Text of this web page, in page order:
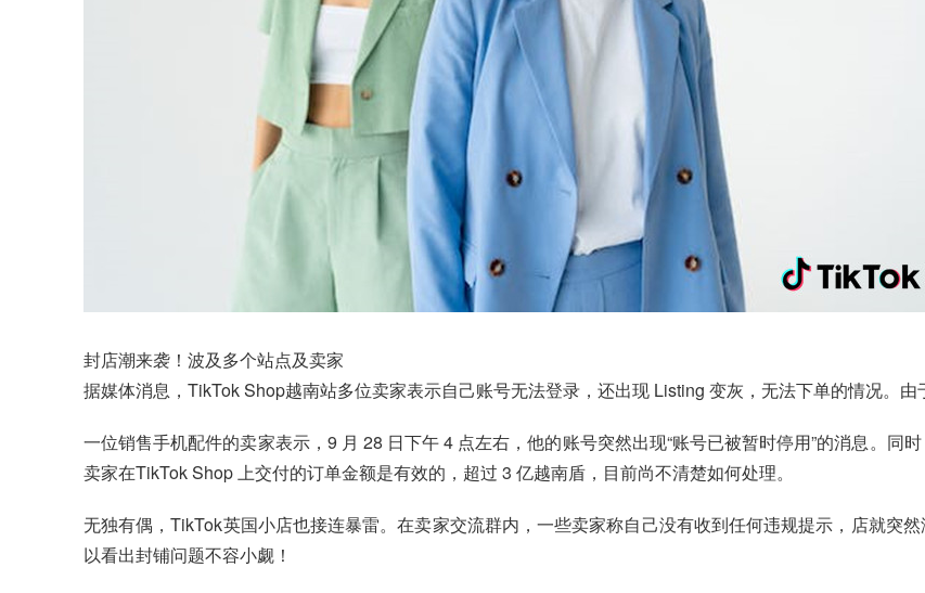
封店潮来袭！波及多个站点及卖家
据媒体消息，TikTok Shop越南站多位卖家表示自己账号无法登录，还出现 Listing 变灰，无法下单的情况。由
一位销售手机配件的卖家表示，9 月 28 日下午 4 点左右，他的账号突然出现“账号已被暂时停用”的消息。同
卖家在TikTok Shop 上交付的订单金额是有效的，超过 3 亿越南盾，目前尚不清楚如何处理。
无独有偶，TikTok英国小店也接连暴雷。在卖家交流群内，一些卖家称自己没有收到任何违规提示，店就突
以看出封铺问题不容小觑！